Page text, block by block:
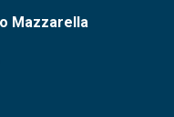
Mazzarella